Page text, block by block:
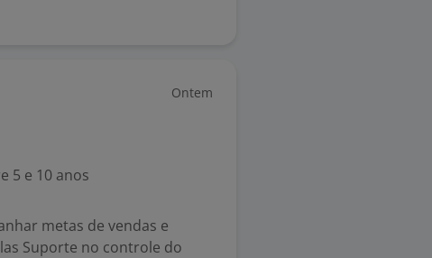
Ontem
5 e 10 anos
metas de vendas e
Suporte no controle do